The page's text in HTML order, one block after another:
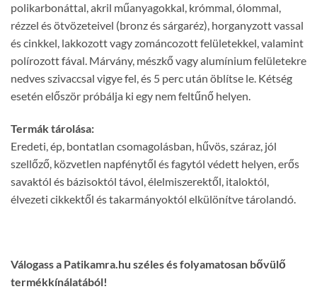
polikarbonáttal, akril műanyagokkal, krómmal, ólommal,
rézzel és ötvözeteivel (bronz és sárgaréz), horganyzott vassal
és cinkkel, lakkozott vagy zománcozott felületekkel, valamint
polírozott fával. Márvány, mészkő vagy alumínium felületekre
nedves szivaccsal vigye fel, és 5 perc után öblítse le. Kétség
esetén először próbálja ki egy nem feltűnő helyen.
Termák tárolása:
Eredeti, ép, bontatlan csomagolásban, hűvös, száraz, jól
szellőző, közvetlen napfénytől és fagytól védett helyen, erős
savaktól és bázisoktól távol, élelmiszerektől, italoktól,
élvezeti cikkektől és takarmányoktól elkülönítve tárolandó.
Válogass a Patikamra.hu széles és folyamatosan bővülő
termékkínálatából!